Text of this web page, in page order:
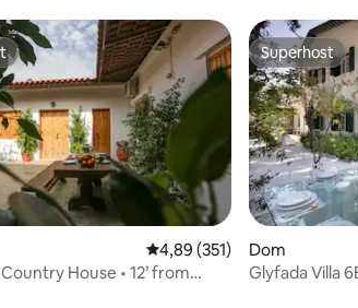
liczba recenzji: 121
Średnia ocena: 4,89 na 5,
4,89 (351)
House • 12’ from
Superhost
Superhost
Dom
Glyfada Villa